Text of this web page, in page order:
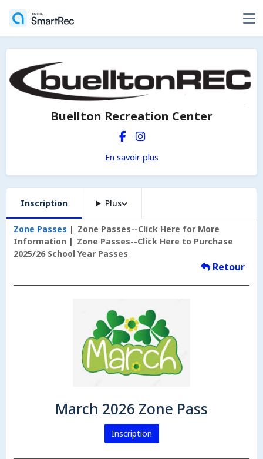
Buellton Recreation Center
En savoir plus
Inscription Plus
Zone Passes
Zone Passes--Click Here for More
Information
Zone Passes--Click Here to Purchase
2025/26 School Year Passes
Retour
March 2026 Zone Pass
Inscription